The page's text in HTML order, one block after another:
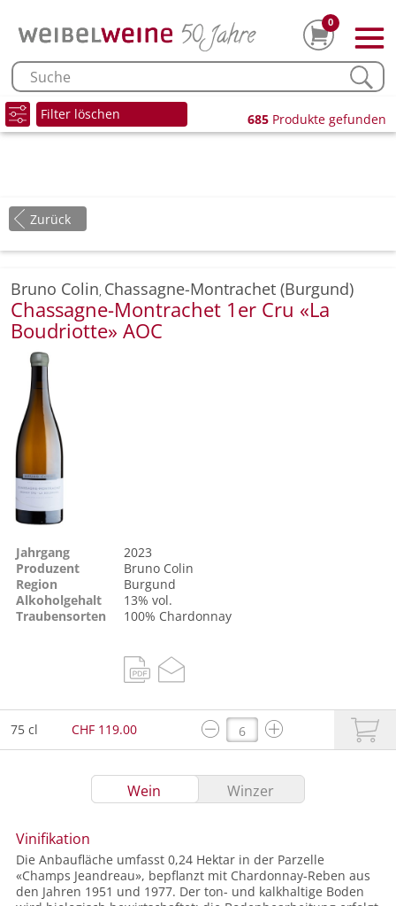
0
Filter löschen 685 Produkte gefunden
Zurück
Bruno Colin, Chassagne-Montrachet (Burgund)
Chassagne-Montrachet 1er Cru «La
Boudriotte» AOC
Jahrgang
2023
Produzent
Bruno Colin
Region
Burgund
Alkoholgehalt
13% vol.
Traubensorten
100% Chardonnay
75 cl CHF 119.00
Wein Winzer
Vinifikation
Die Anbaufläche umfasst 0,24 Hektar in der Parzelle
«Champs Jeandreau», bepflanzt mit Chardonnay-Reben aus
den Jahren 1951 und 1977. Der ton- und kalkhaltige Boden